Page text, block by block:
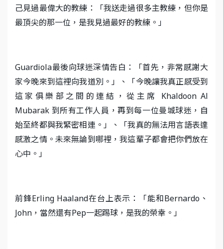
己見過最偉大的教練：「我送走過很多主教練，但你是
最頂尖的那一位，是我見過最好的教練。」
Guardiola最後向球迷深情告白：「首先，非常感謝大
家今晚來到這裡向我道別。」、「今晚讓我真正感受到
這家俱樂部之間的連結，從主席 Khaldoon Al
Mubarak 到所有工作人員，再到每一位曼城球迷，自
始至終都與我緊密相連。」、「我真的無法用言語表達
感激之情。未來無論到哪裡，我這輩子都會把你們放在
心中。」
前鋒Erling Haaland在台上表示：「能和Bernardo、
John，當然還有Pep一起踢球，是我的榮幸。」